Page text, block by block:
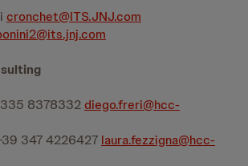
cronchet@ITS.JNJ.com
8378332 diego.freri@hcc-
347 4226427 laura.fezzigna@hcc-